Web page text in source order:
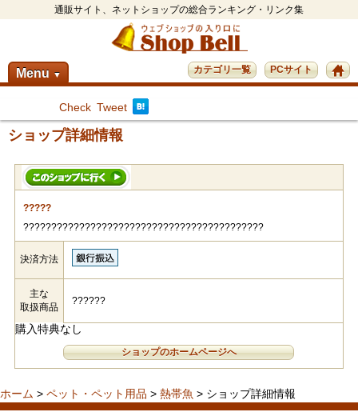
通販サイト、ネットショップの総合ランキング・リンク集
Menu ▼ PCサイト
カテゴリ一覧
Check Tweet
ショップ詳細情報
?????
???????????????????????????????????????????
決済方法
主な
取扱商品
??????
購入特典なし
ショップのホームページへ
ホーム > ペット・ペット用品 > 熱帯魚 > ショップ詳細情報